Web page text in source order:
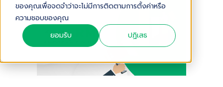
ของคุณเพื่อจดจำว่าจะไม่มีการติดตามการตั้งค่าหรือ
ความชอบของคุณ
ยอมรับ
ปฏิเสธ